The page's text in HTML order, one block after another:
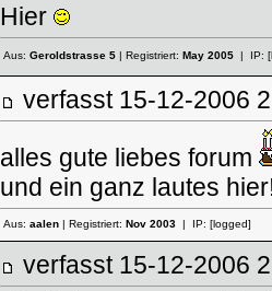
Hier
Aus: Geroldstrasse 5| Registriert: May 2005| IP:
verfasst 15-12-
alles gute liebes forum
und ein ganz lautes
Aus: aalen| Registriert: Nov 2003| IP: [logged]
verfasst 15-12-